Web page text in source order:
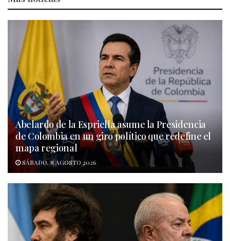
Abelardo de la Espriella asume la Presidencia
de Colombia en un giro político que redefine el
mapa regional
SÁBADO, 8 AGOSTO 2026